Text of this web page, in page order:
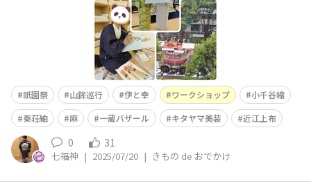
祇園祭 山鉾巡行 伊と幸 ワークショップ
小千谷縮
秦荘紬
麻 一蔵バザール キタヤマ美装 近江上布
0 31
七福神 | 2025/07/20 | きもの de おでかけ